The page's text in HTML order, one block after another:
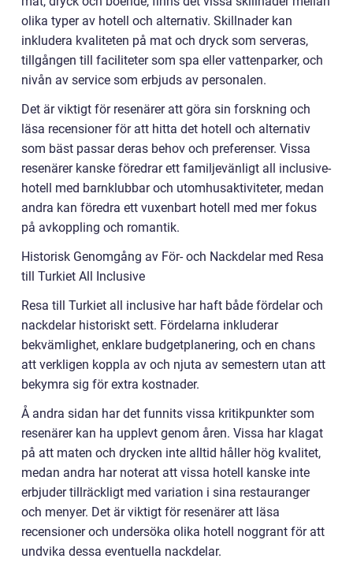
olika typer av hotell och alternativ. Skillnader kan
inkludera kvaliteten på mat och dryck som serveras,
tillgången till faciliteter som spa eller vattenparker, och
nivån av service som erbjuds av personalen.
Det är viktigt för resenärer att göra sin forskning och
läsa recensioner för att hitta det hotell och alternativ
som bäst passar deras behov och preferenser. Vissa
resenärer kanske föredrar ett familjevänligt all inclusive-
hotell med barnklubbar och utomhusaktiviteter, medan
andra kan föredra ett vuxenbart hotell med mer fokus
på avkoppling och romantik.
Historisk Genomgång av För- och Nackdelar med Resa
till Turkiet All Inclusive
Resa till Turkiet all inclusive har haft både fördelar och
nackdelar historiskt sett. Fördelarna inkluderar
bekvämlighet, enklare budgetplanering, och en chans
att verkligen koppla av och njuta av semestern utan att
bekymra sig för extra kostnader.
Å andra sidan har det funnits vissa kritikpunkter som
resenärer kan ha upplevt genom åren. Vissa har klagat
på att maten och drycken inte alltid håller hög kvalitet,
medan andra har noterat att vissa hotell kanske inte
erbjuder tillräckligt med variation i sina restauranger
och menyer. Det är viktigt för resenärer att läsa
recensioner och undersöka olika hotell noggrant för att
undvika dessa eventuella nackdelar.